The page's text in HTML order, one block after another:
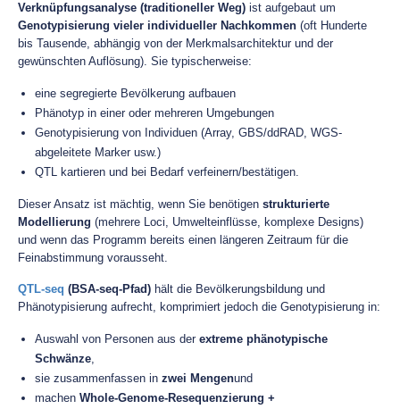
Verknüpfungsanalyse (traditioneller Weg) ist aufgebaut um
Genotypisierung vieler individueller Nachkommen (oft Hunderte
bis Tausende, abhängig von der Merkmalsarchitektur und der
gewünschten Auflösung). Sie typischerweise:
eine segregierte Bevölkerung aufbauen
Phänotyp in einer oder mehreren Umgebungen
Genotypisierung von Individuen (Array, GBS/ddRAD, WGS-
abgeleitete Marker usw.)
QTL kartieren und bei Bedarf verfeinern/bestätigen.
Dieser Ansatz ist mächtig, wenn Sie benötigen strukturierte
Modellierung (mehrere Loci, Umwelteinflüsse, komplexe Designs)
und wenn das Programm bereits einen längeren Zeitraum für die
Feinabstimmung vorausseht.
QTL-seq (BSA-seq-Pfad) hält die Bevölkerungsbildung und
Phänotypisierung aufrecht, komprimiert jedoch die Genotypisierung in:
Auswahl von Personen aus der extreme phänotypische
Schwänze,
sie zusammenfassen in zwei Mengenund
machen Whole-Genome-Resequenzierung +